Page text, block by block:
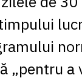
1 XDR = 5.9383
1 ZAR = 0.2318
„pentru a